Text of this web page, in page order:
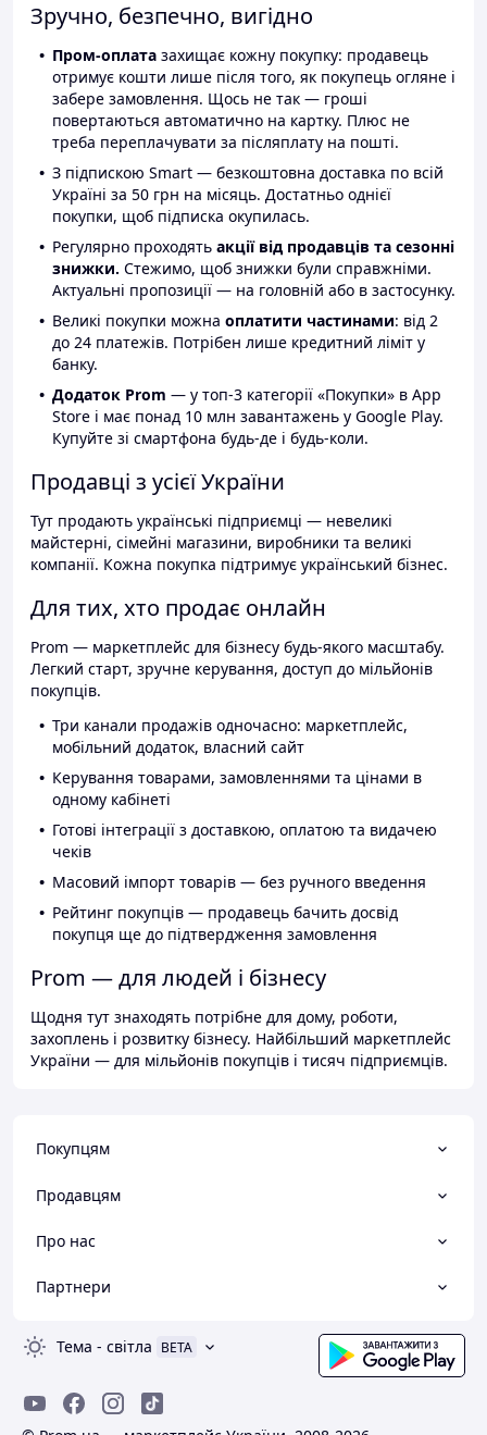
Зручно, безпечно, вигідно
Пром-оплата захищає кожну покупку: продавець
отримує кошти лише після того, як покупець огляне і
забере замовлення. Щось не так — гроші
повертаються автоматично на картку. Плюс не
треба переплачувати за післяплату на пошті.
З підпискою Smart — безкоштовна доставка по всій
Україні за 50 грн на місяць. Достатньо однієї
покупки, щоб підписка окупилась.
Регулярно проходять акції від продавців та сезонні
знижки. Стежимо, щоб знижки були справжніми.
Актуальні пропозиції — на головній або в застосунку.
Великі покупки можна оплатити частинами: від 2
до 24 платежів. Потрібен лише кредитний ліміт у
банку.
Додаток Prom — у топ-3 категорії «Покупки» в App
Store і має понад 10 млн завантажень у Google Play.
Купуйте зі смартфона будь-де і будь-коли.
Продавці з усієї України
Тут продають українські підприємці — невеликі
майстерні, сімейні магазини, виробники та великі
компанії. Кожна покупка підтримує український бізнес.
Для тих, хто продає онлайн
Prom — маркетплейс для бізнесу будь-якого масштабу.
Легкий старт, зручне керування, доступ до мільйонів
покупців.
Три канали продажів одночасно: маркетплейс,
мобільний додаток, власний сайт
Керування товарами, замовленнями та цінами в
одному кабінеті
Готові інтеграції з доставкою, оплатою та видачею
чеків
Масовий імпорт товарів — без ручного введення
Рейтинг покупців — продавець бачить досвід
покупця ще до підтвердження замовлення
Prom — для людей і бізнесу
Щодня тут знаходять потрібне для дому, роботи,
захоплень і розвитку бізнесу. Найбільший маркетплейс
України — для мільйонів покупців і тисяч підприємців.
Покупцям
Продавцям
Про нас
Партнери
Тема - світла BETA